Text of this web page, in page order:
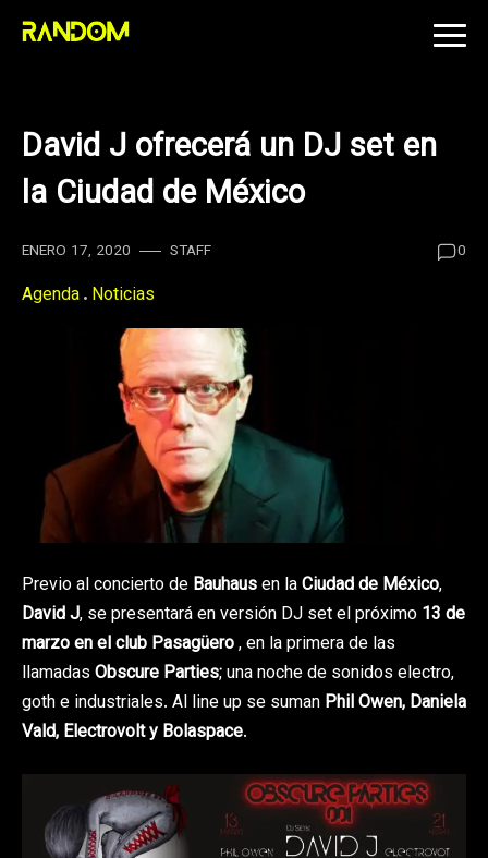
Skip
David J ofrecerá un DJ set en
la Ciudad de México
ENERO 17, 2020 STAFF 0
Agenda Noticias
Previo al concierto de Bauhausen laCiudad de México,
David J, se presentará en versión DJ set el próximo 13 de
marzo en el club Pasagüero, en la primera de las
llamadas Obscure Parties; una noche de sonidos electro,
goth e industriales. Al line up se suman Phil Owen, Daniela
Vald, Electrovolt y Bolaspace.